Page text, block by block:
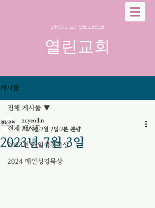
YEOLLIN CHURCH
열린교회
게시물
전체 게시물
2023년 매일성경묵상
2024 매일성경묵상
전체 게시물
2023년 7월 3일
ncyeollin
2023년 7월 2일 2분 분량